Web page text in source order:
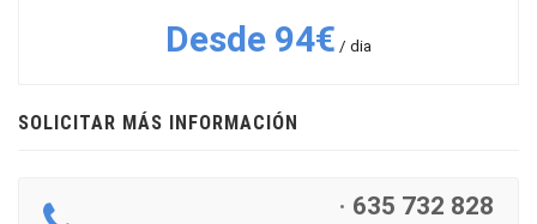
Desde 94€ / dia
SOLICITAR MÁS INFORMACIÓN
· 635 732 828